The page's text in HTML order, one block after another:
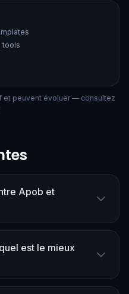
tools
et peuvent évoluer — consultez
Apob et
est le mieux